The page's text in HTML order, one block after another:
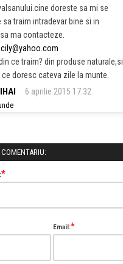
doreste sa mi se
sa traim intradevar bine si in
ma contacteze.
ce traim? din produse naturale,si
doresc cateva zile la munte.
6 aprilie 2015 17:32
*
Email:*